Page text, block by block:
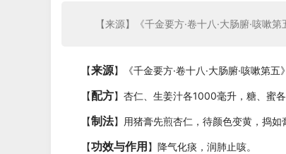
【来源】《千金要方·卷十八·大肠腑·咳
【来源】《千金要方·卷十八·大肠腑·咳嗽第五》
【配方】杏仁、生姜汁各1000毫升，糖、蜜
【制法】用猪膏先煎杏仁，待颜色变黄，捣如
【功效与作用 】降气化痰，润肺止咳。